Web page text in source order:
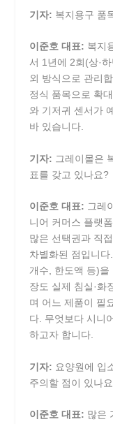
기자: 복지용구 품
이준호 대표: 복지
서 1년에 2회(상·
외 방식으로 관리
정식 품목으로 확
와 기저귀 센서가
바 있습니다.
기자: 그레이몰은
표를 갖고 있나요?
이준호 대표: 그레
니어 커머스 플랫
많은 선택권과 직
차별화된 점입니
개수, 한도액 등)을
장도 실제 침실·화
며 어느 제품이 필
다. 무엇보다 시니
하고자 합니다.
기자: 요양원에 입
주의할 점이 있나
이준호 대표: 많은